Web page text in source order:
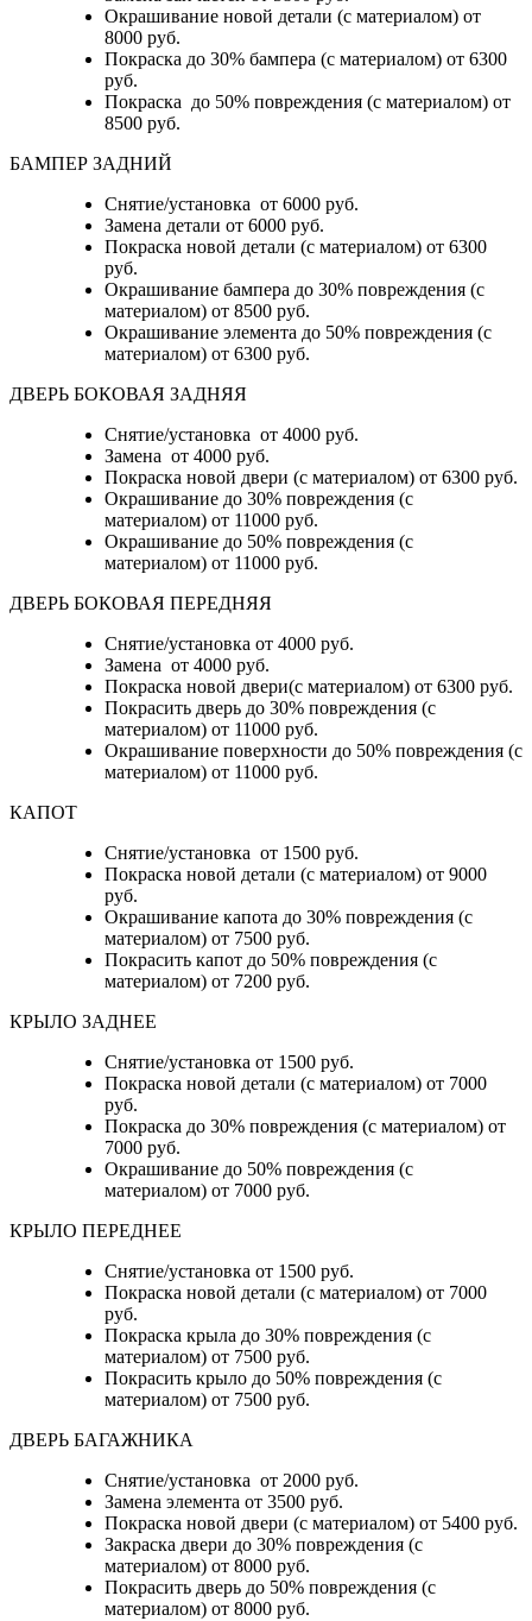
Окрашивание новой детали (с материалом) от
8000 руб.
Покраска до 30% бампера (с материалом) от 6300
руб.
Покраска до 50% повреждения (с материалом) от
8500 руб.
БАМПЕР ЗАДНИЙ
Снятие/установка от 6000 руб.
Замена детали от 6000 руб.
Покраска новой детали (с материалом) от 6300
руб.
Окрашивание бампера до 30% повреждения (с
материалом) от 8500 руб.
Окрашивание элемента до 50% повреждения (с
материалом) от 6300 руб.
ДВЕРЬ БОКОВАЯ ЗАДНЯЯ
Снятие/установка от 4000 руб.
Замена от 4000 руб.
Покраска новой двери (с материалом) от 6300 руб.
Окрашивание до 30% повреждения (с
материалом) от 11000 руб.
Окрашивание до 50% повреждения (с
материалом) от 11000 руб.
ДВЕРЬ БОКОВАЯ ПЕРЕДНЯЯ
Снятие/установка от 4000 руб.
Замена от 4000 руб.
Покраска новой двери(с материалом) от 6300 руб.
Покрасить дверь до 30% повреждения (с
материалом) от 11000 руб.
Окрашивание поверхности до 50% повреждения (с
материалом) от 11000 руб.
КАПОТ
Снятие/установка от 1500 руб.
Покраска новой детали (с материалом) от 9000
руб.
Окрашивание капота до 30% повреждения (с
материалом) от 7500 руб.
Покрасить капот до 50% повреждения (с
материалом) от 7200 руб.
КРЫЛО ЗАДНЕЕ
Снятие/установка от 1500 руб.
Покраска новой детали (с материалом) от 7000
руб.
Покраска до 30% повреждения (с материалом) от
7000 руб.
Окрашивание до 50% повреждения (с
материалом) от 7000 руб.
КРЫЛО ПЕРЕДНЕЕ
Снятие/установка от 1500 руб.
Покраска новой детали (с материалом) от 7000
руб.
Покраска крыла до 30% повреждения (с
материалом) от 7500 руб.
Покрасить крыло до 50% повреждения (с
материалом) от 7500 руб.
ДВЕРЬ БАГАЖНИКА
Снятие/установка от 2000 руб.
Замена элемента от 3500 руб.
Покраска новой двери (с материалом) от 5400 руб.
Закраска двери до 30% повреждения (с
материалом) от 8000 руб.
Покрасить дверь до 50% повреждения (с
материалом) от 8000 руб.